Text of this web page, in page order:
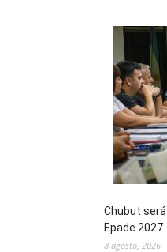
Chubut
Epade 2027
8 agosto, 2026